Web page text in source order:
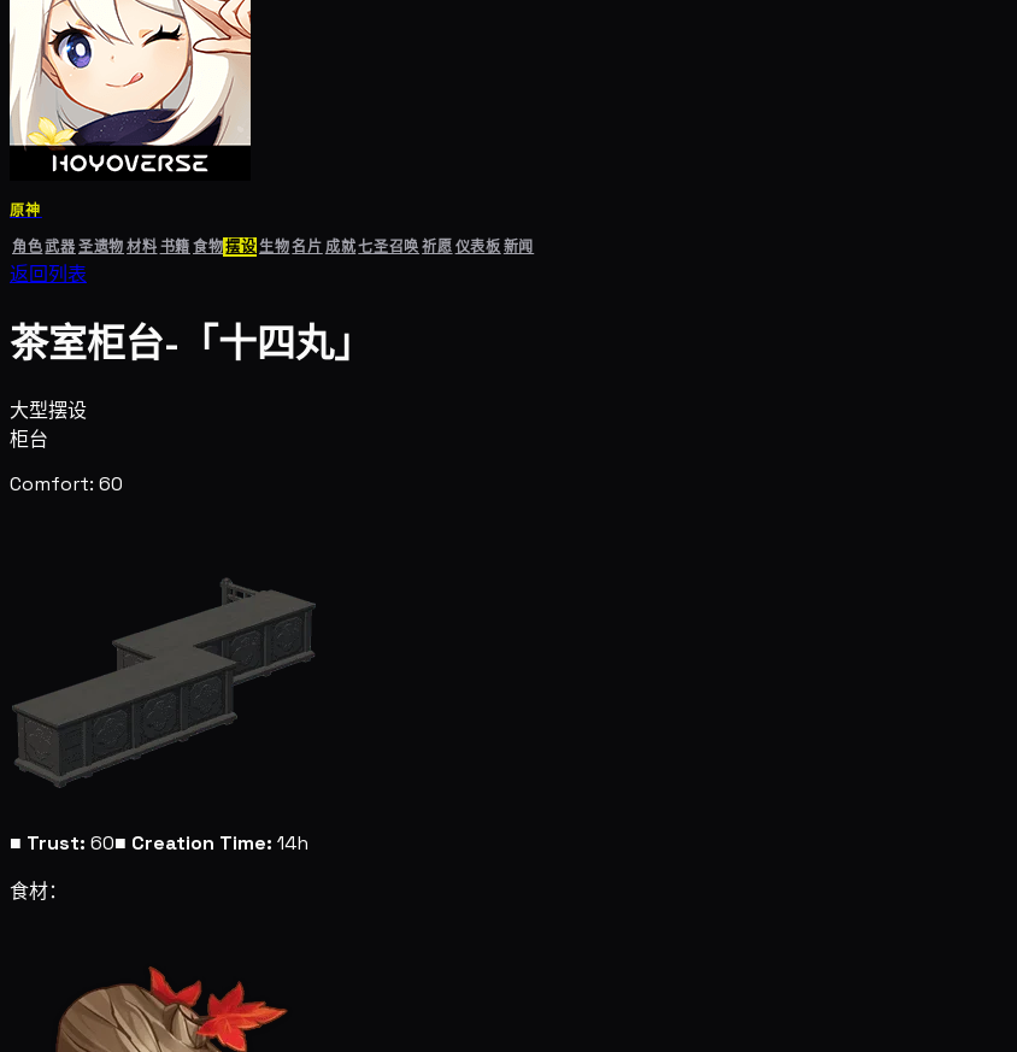
原神
角色武器圣遗物材料书籍食物摆设生物名片成就七圣召唤祈愿仪表板新闻
返回列表
茶室柜台-「十四丸」
大型摆设
柜台
Comfort: 60
■ Trust: 60■ Creation Time: 14h
食材：